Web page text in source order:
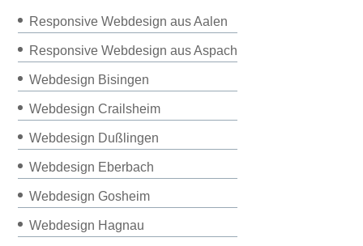
Responsive Webdesign aus Aalen
Responsive Webdesign aus Aspach
Webdesign Bisingen
Webdesign Crailsheim
Webdesign Dußlingen
Webdesign Eberbach
Webdesign Gosheim
Webdesign Hagnau